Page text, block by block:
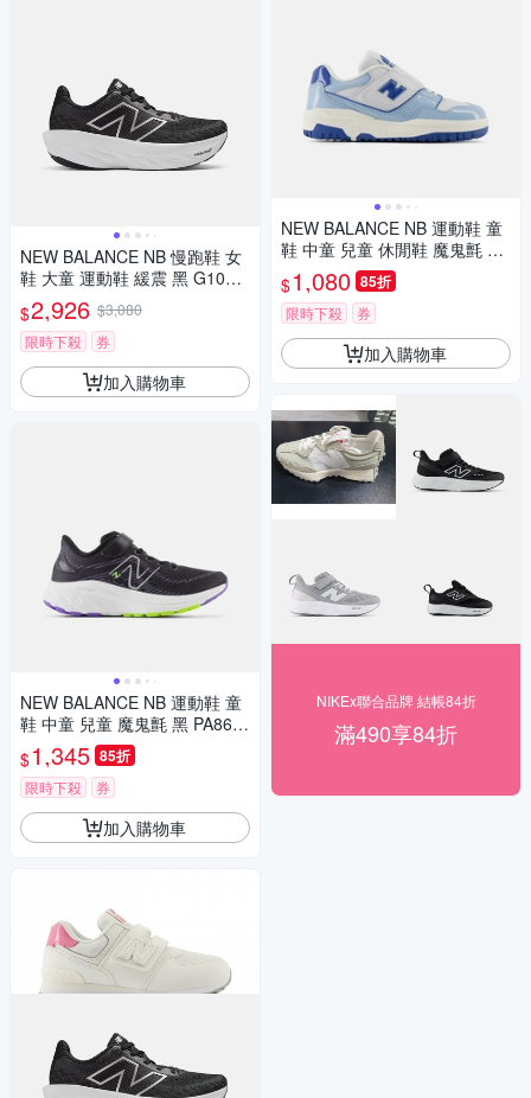
NEW BALANCE NB 慢跑鞋 女
鞋 大童 運動鞋 緩震 黑 G1080
B14
$2,926 $3,080
限時下殺
券
加入購物車
NEW BALANCE NB 運動鞋 童
鞋 中童 兒童 魔鬼氈 黑 PA860
Q13-W楦
$1,345 85折
限時下殺 券
加入購物車
NEW BALANCE NB 運動鞋 童
鞋 中童 兒童 休閒鞋 魔鬼氈 藍
白 PHB550KE-M楦
$1,080 85折
限時下殺 券
加入購物車
NIKEx聯合品牌 結帳84折
滿490享84折